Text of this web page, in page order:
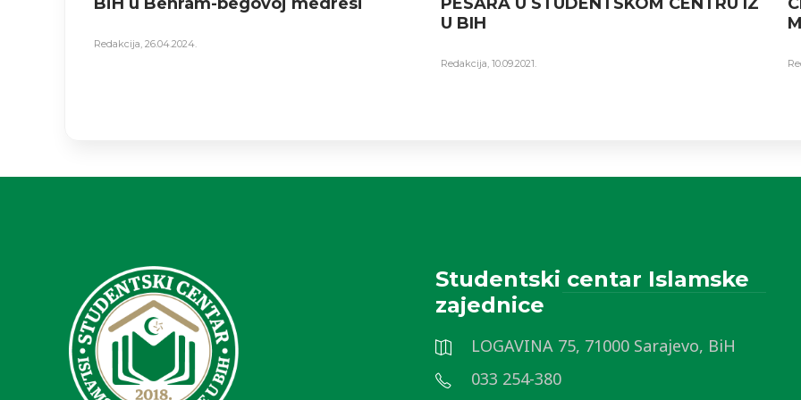
Redakcija, 26.04.2024.
U BIH
Redakcija, 10.09.2021.
Studentski centar Islamske
zajednice
LOGAVINA 75, 71000 Sarajevo, BiH
033 254-380